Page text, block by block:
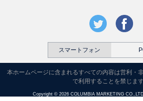
スマートフォン
本ホームページに含まれるすべての内容は営利・
で利用することを禁じます
Copyright © 2026 COLUMBIA MARKETING